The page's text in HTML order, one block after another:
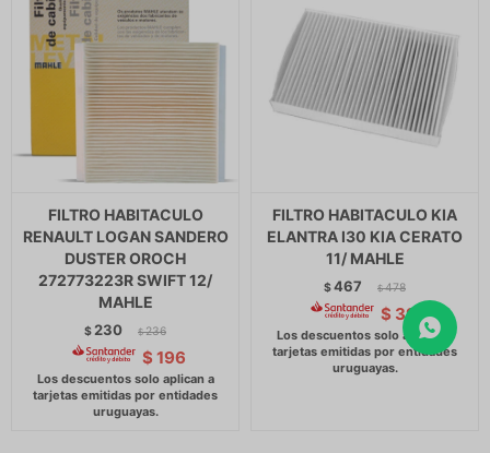
FILTRO HABITACULO
RENAULT LOGAN SANDERO
DUSTER OROCH
272773223R SWIFT 12/
MAHLE
$ 230 $ 236
$ 196
FILTRO HABITACULO KIA
ELANTRA I30 KIA CERATO
11/ MAHLE
$467 $ 478
$ 397